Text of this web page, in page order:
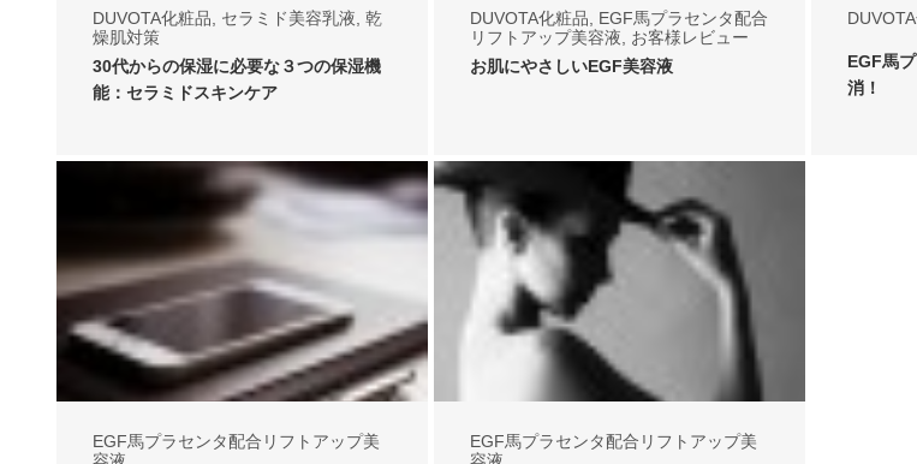
DUVOTA化粧品 セラミド美容乳液 乾
燥肌対策
30代からの保湿に必要な３つの保湿機
能：セラミドスキンケア
DUVOTA化粧品
EGF馬プラセンタ配合
リフトアップ美容液
お客様レビュー
お肌にやさしいEGF美容液
EGF馬
消！
EGF馬プラセンタ配合リフトアップ美
EGF馬プラセンタ配合リフトアップ美